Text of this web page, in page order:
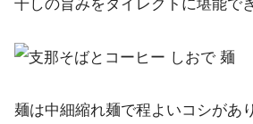
干しの旨みをダイレクトに堪能で
麺は中細縮れ麺で程よいコシがあ